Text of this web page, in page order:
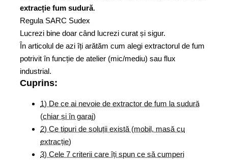
extracție fum sudură.
Regula SARC Sudex
Lucrezi bine doar când lucrezi curat și sigur.
În articolul de azi îți arătăm cum alegi extractorul de fum
potrivit în funcție de atelier (mic/mediu) sau flux
industrial.
Cuprins:
1) De ce ai nevoie de extractor de fum la sudură
(chiar și în garaj)
2) Ce tipuri de soluții există (mobil, masă cu
extracție)
3) Cele 7 criterii care îți spun ce să cumperi